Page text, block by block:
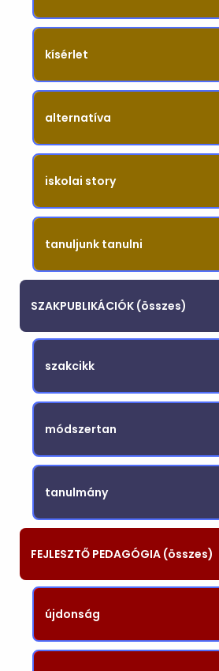
kísérlet
alternatíva
iskolai story
tanuljunk tanulni
SZAKPUBLIKÁCIÓK (összes)
szakcikk
módszertan
tanulmány
FEJLESZTŐ PEDAGÓGIA (összes)
újdonság